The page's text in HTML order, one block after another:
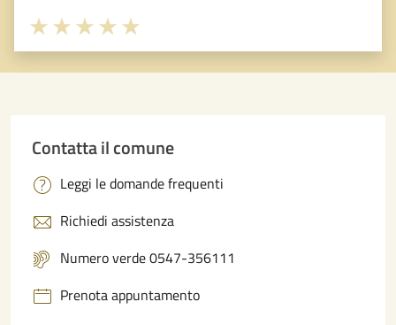
Valuta 5 stelle su 5
Valuta 4 stelle su 5
Valuta 3 stelle su 5
Valuta 2 stelle su 5
Valuta 1 stelle su 5
Contatta il comune
Leggi le domande frequenti
Richiedi assistenza
Numero verde 0547-356111
Prenota appuntamento